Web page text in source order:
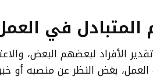
المتبادل في
تقدير الأفراد لبعضهم البعض،
بغض النظر عن منصبه أو